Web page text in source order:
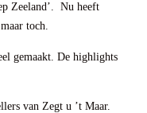
Zeeland’. Nu heeft
toch.
gemaakt. De highlights
van Zegt u ’t Maar.